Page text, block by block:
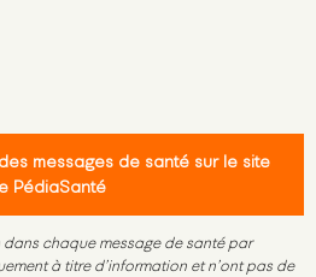
messages de santé sur le site
PédiaSanté
chaque message de santé par
à titre d’information et n’ont pas de